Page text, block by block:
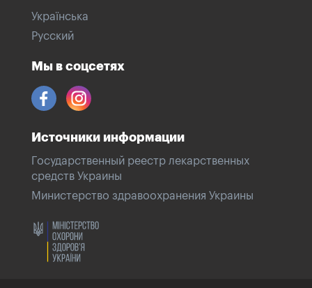
Українська
Русский
Мы в соцсетях
Источники информации
Государственный реестр лекарственных
средств Украины
Министерство здравоохранения Украины